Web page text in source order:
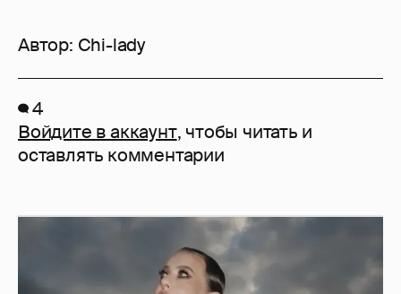
Автор: Chi-lady
4
Войдите в аккаунт, чтобы читать и
оставлять комментарии